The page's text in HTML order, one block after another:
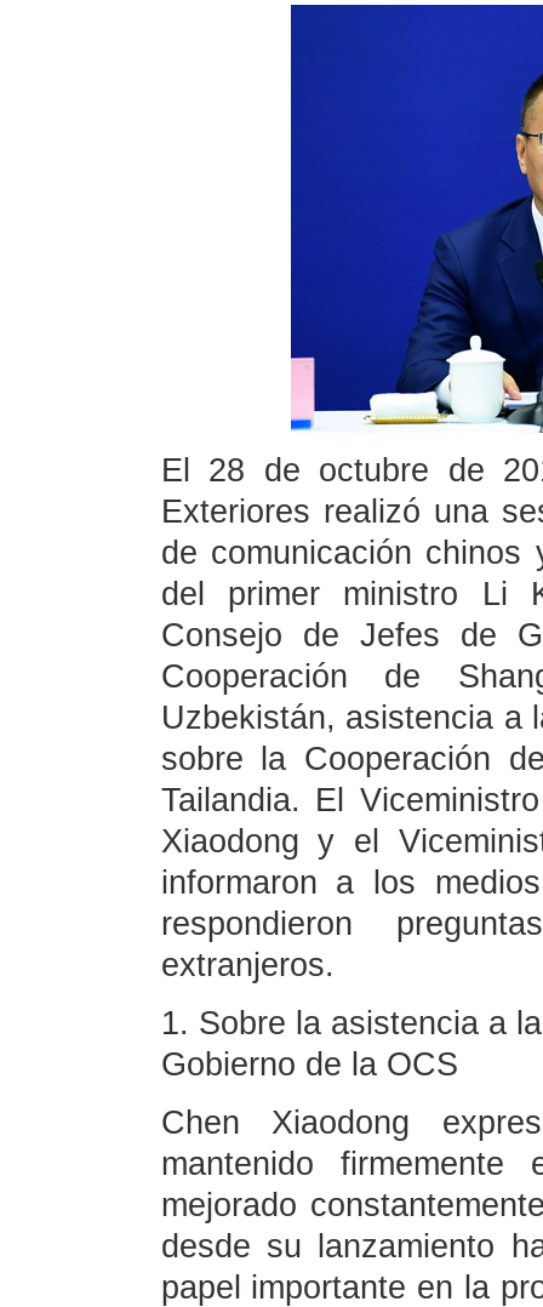
El 28 de octubre de
Exteriores realizó una
de comunicación
del primer ministro Li
Consejo de Jefes de
Cooperación de
Uzbekistán, asistencia a
sobre la Cooperación
Tailandia. El
Xiaodong y el
informaron a los
respondieron
extranjeros.
1. Sobre la asistencia a
Gobierno de la OCS
Chen Xiaodong
mantenido
mejorado
desde su lanzamiento
papel importante en la